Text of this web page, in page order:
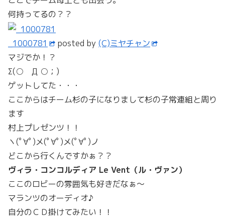
何持ってるの？？
_1000781 posted by (C)ミヤチャン
マジでか！？
Σ(○ Д ○；)
ゲットしてた・・・
ここからはチーム杉の子になりまして杉の子常連組と周り
ます
村上プレゼンツ！！
ヽ(ﾟ∀ﾟ)メ(ﾟ∀ﾟ)メ(ﾟ∀ﾟ)ノ
どこから行くんですかぁ？？
ヴィラ・コンコルディア Le Vent（ル・ヴァン）
ここのロビーの雰囲気も好きだなぁ～
マランツのオーディオ♪
自分のＣＤ掛けてみたい！！